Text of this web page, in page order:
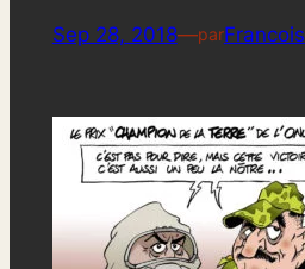
Sep 28, 2018—parFrancois